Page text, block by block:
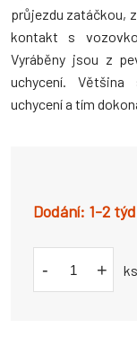
průjezdu zatáčkou,
kontakt s
Vyráběny jsou z
uchycení. Většina
uchycení a tím
1-2
- + ks